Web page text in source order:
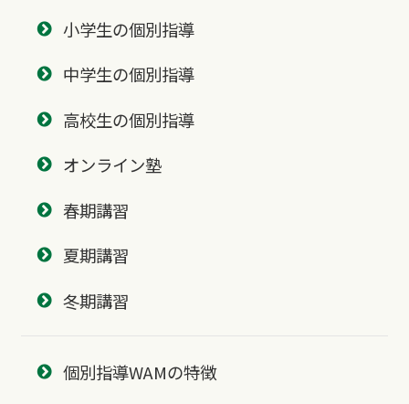
小学生の個別指導
中学生の個別指導
高校生の個別指導
オンライン塾
春期講習
夏期講習
冬期講習
個別指導WAMの特徴